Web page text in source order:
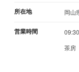
所在地 岡山
営業時間
茶房
オ